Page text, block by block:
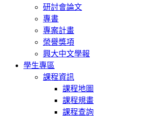
研討會論文
專書
專案計畫
榮譽獎項
興大中文學報
學生專區
課程資訊
課程地圖
課程規畫
課程查詢